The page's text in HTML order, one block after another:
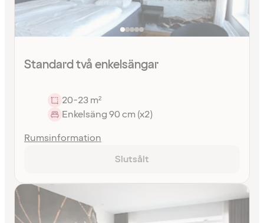
Standard två enkelsängar
20-23 m²
Enkelsäng 90 cm (x2)
Rumsinformation
Slutsålt